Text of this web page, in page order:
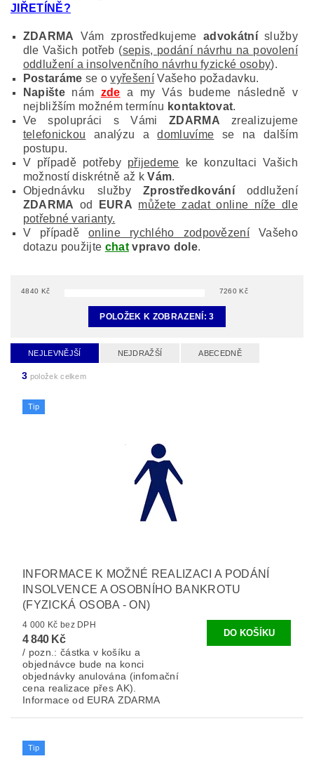
JIŘETÍNĚ?
ZDARMA Vám zprostředkujeme advokátníslužby
dle Vašich potřeb (sepis, podání návrhu na povolení
oddlužení a insolvenčního návrhu fyzické osoby).
Postaráme se ovyřešeníVašeho požadavku.
Napištenám zde a my Vás budeme následně v
nejbližším možném termínu kontaktovat.
Ve spolupráci s Vámi ZDARMA zrealizujeme
telefonickou analýzu adomluvíme se na dalším
postupu.
V případě potřeby přijedeme ke konzultaci Vašich
možností diskrétně až kVám.
Objednávku služby
Zprostředkováníoddlužení
ZDARMA od EURA můžete zadat online níže dle
potřebné varianty.
V případěonline rychlého zodpovězení Vašeho
dotazu použijte chatvpravo dole.
4840 Kč 7260 Kč
POLOŽEK K ZOBRAZENÍ:3
NEJLEVNĚJŠÍ NEJDRAŽŠÍ ABECEDNĚ
3 položek celkem
Tip
INFORMACE K MOŽNÉ REALIZACI A PODÁNÍ
INSOLVENCE A OSOBNÍHO BANKROTU
(FYZICKÁ OSOBA - ON)
4 000 Kč bez DPH
4 840 Kč
/ pozn.: částka v košíku a
objednávce bude na konci
objednávky anulována (infomační
cena realizace přes AK).
Informace od EURA ZDARMA
Tip